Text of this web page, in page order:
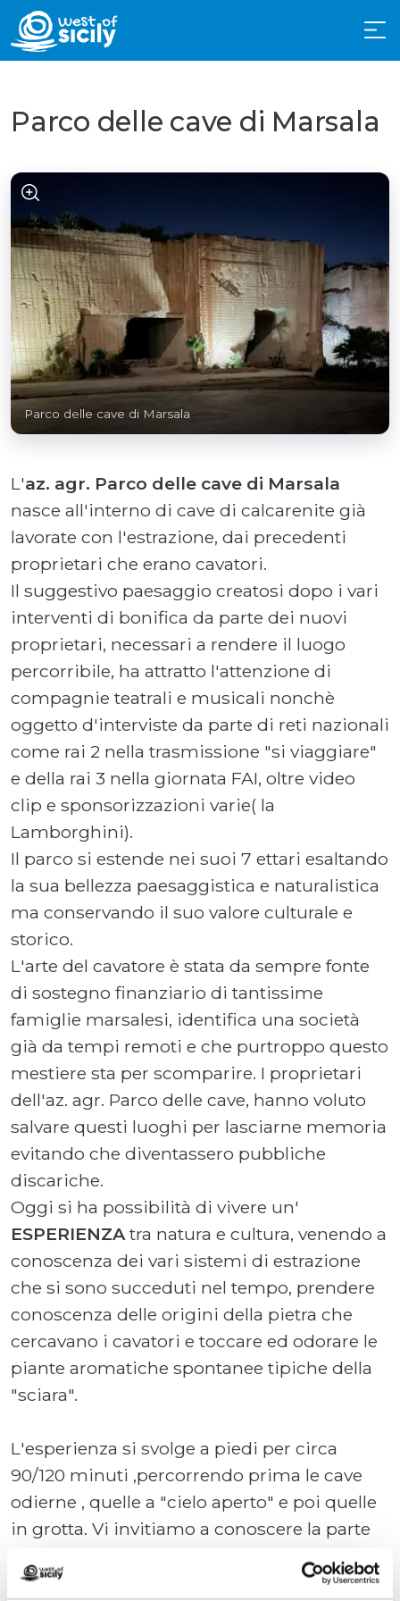
Parco delle cave di Marsala
Parco delle cave di Marsala
L'az. agr. Parco delle cave di Marsala
nasce all'interno di cave di calcarenite già
lavorate con l'estrazione, dai precedenti
proprietari che erano cavatori.
Il suggestivo paesaggio creatosi dopo i vari
interventi di bonifica da parte dei nuovi
proprietari, necessari a rendere il luogo
percorribile, ha attratto l'attenzione di
compagnie teatrali e musicali nonchè
oggetto d'interviste da parte di reti nazionali
come rai 2 nella trasmissione "si viaggiare"
e della rai 3 nella giornata FAI, oltre video
clip e sponsorizzazioni varie( la
Lamborghini).
Il parco si estende nei suoi 7 ettari esaltando
la sua bellezza paesaggistica e naturalistica
ma conservando il suo valore culturale e
storico.
L'arte del cavatore è stata da sempre fonte
di sostegno finanziario di tantissime
famiglie marsalesi, identifica una società
già da tempi remoti e che purtroppo questo
mestiere sta per scomparire. I proprietari
dell'az. agr. Parco delle cave, hanno voluto
salvare questi luoghi per lasciarne memoria
evitando che diventassero pubbliche
discariche.
Oggi si ha possibilità di vivere un'
ESPERIENZA tra natura e cultura, venendo a
conoscenza dei vari sistemi di estrazione
che si sono succeduti nel tempo, prendere
conoscenza delle origini della pietra che
cercavano i cavatori e toccare ed odorare le
piante aromatiche spontanee tipiche della
"sciara".
L'esperienza si svolge a piedi per circa
90/120 minuti ,percorrendo prima le cave
odierne , quelle a "cielo aperto" e poi quelle
in grotta. Vi invitiamo a conoscere la parte
sotterranea.